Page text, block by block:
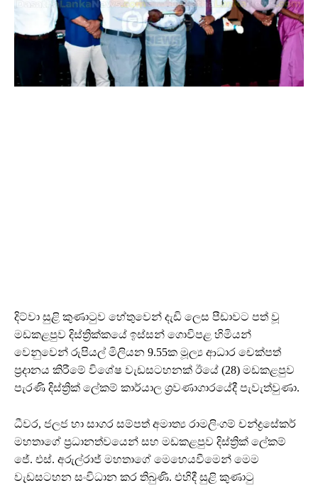
දිට්වා සුළි කුණාටුව හේතුවෙන් දැඩි ලෙස පීඩාවට පත් වූ
මඩකළපුව දිස්ත්‍රික්කයේ ඉස්සන් ගොවිපළ හිමියන්
වෙනුවෙන් රුපියල් මිලියන 9.55ක මූල්‍ය ආධාර චෙක්පත්
ප්‍රදානය කිරීමේ විශේෂ වැඩසටහනක් ඊයේ (28) මඩකළපුව
පැරණි දිස්ත්‍රික් ලේකම් කාර්යාල ශ්‍රවණාගාරයේදී පැවැත්වුණා.
ධීවර, ජලජ හා සාගර සම්පත් අමාත්‍ය රාමලිංගම් චන්ද්‍රසේකර්
මහතාගේ ප්‍රධානත්වයෙන් සහ මඩකළපුව දිස්ත්‍රික් ලේකම්
ජේ. එස්. අරුල්රාජ් මහතාගේ මෙහෙයවීමෙන් මෙම
වැඩසටහන සංවිධාන කර තිබුණි. එහිදී සුළි කුණාටු